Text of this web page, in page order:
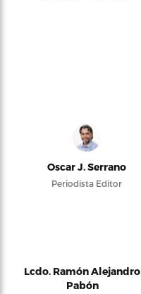
Oscar J. Serrano
Periodista Editor
Lcdo. Ramón Alejandro
Pabón